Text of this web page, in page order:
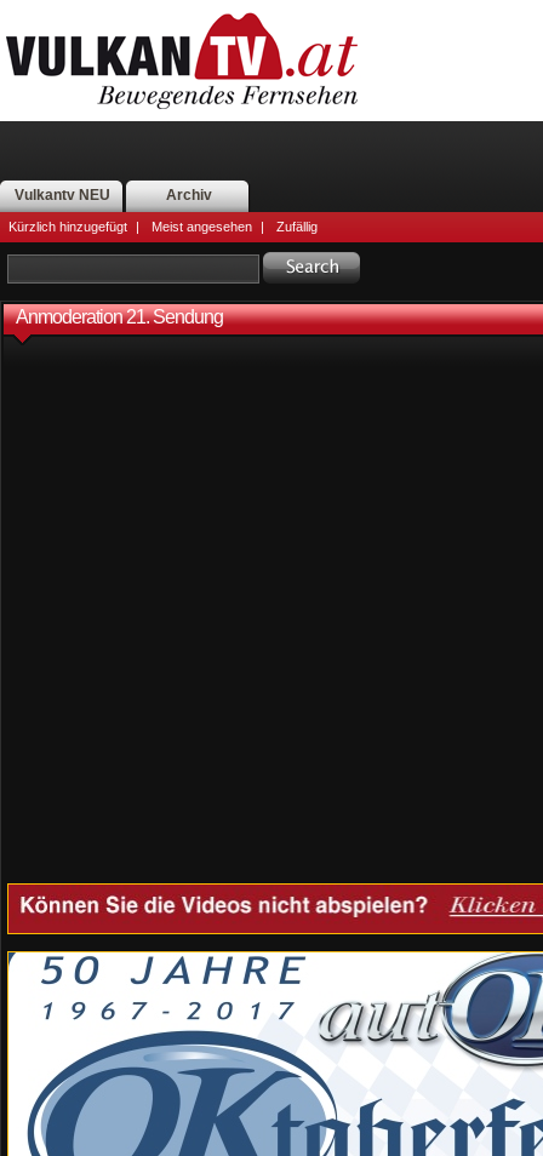
Vulkantv NEU Archiv
Kürzlich hinzugefügt | Meist angesehen | Zufällig
Anmoderation 21. Sendung